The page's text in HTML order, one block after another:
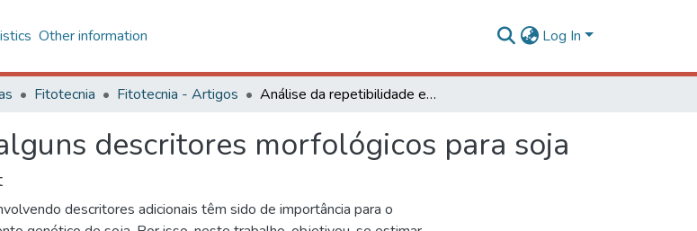
Other information Log In
Fitotecnia Fitotecnia - Artigos Análise da repetibilidade em alguns descritores morfológicos para soja
descritores morfológicos para soja
descritores adicionais têm sido de importância para o